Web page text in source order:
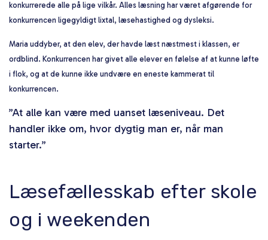
konkurrerede alle på lige vilkår. Alles læsning har været afgørende for
konkurrencen ligegyldigt lixtal, læsehastighed og dysleksi.
Maria uddyber, at den elev, der havde læst næstmest i klassen, er
ordblind. Konkurrencen har givet alle elever en følelse af at kunne løfte
i flok, og at de kunne ikke undvære en eneste kammerat til
konkurrencen.
”At alle kan være med uanset læseniveau. Det
handler ikke om, hvor dygtig man er, når man
starter.”
Læsefællesskab efter skole
og i weekenden